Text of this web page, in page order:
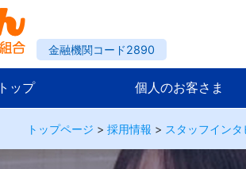
金融機関コード2890
トップ 個人のお客さま
トップページ > 採用情報 > スタッフイン